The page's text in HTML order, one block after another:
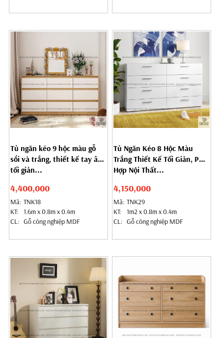
Tủ ngăn kéo 9 hộc màu gỗ
sồi và trắng, thiết kế tay âm
tối giản...
4,400,000
Mã: TNK18
KT:
1.6m x 0.8m x 0.4m
CL: Gỗ công nghiệp MDF
Tủ Ngăn Kéo 8 Hộc Màu
Trắng Thiết Kế Tối Giản, Phù
Hợp Nội Thất...
4,150,000
Mã: TNK29
KT:
1m2 x 0.8m x 0.4m
CL: Gỗ công nghiệp MDF